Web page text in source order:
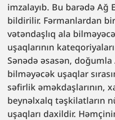
imzalayıb. Bu barədə Ağ
bildirilir. Fərmanlardan
vətəndaşlıq ala
uşaqlarının
Sənədə əsasən, doğumla
bilməyəcək uşaqlar
səfirlik əməkdaşlarının,
beynəlxalq təşkilatların
uşaqları daxildir.